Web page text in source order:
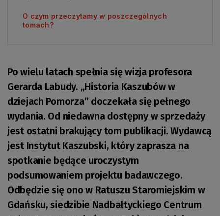
O czym przeczytamy w poszczególnych
tomach?
Po wielu latach spełnia się wizja profesora
Gerarda Labudy. „Historia Kaszubów w
dziejach Pomorza” doczekała się pełnego
wydania. Od niedawna dostępny w sprzedaży
jest ostatni brakujący tom publikacji. Wydawcą
jest Instytut Kaszubski, który zaprasza na
spotkanie będące uroczystym
podsumowaniem projektu badawczego.
Odbędzie się ono w Ratuszu Staromiejskim w
Gdańsku, siedzibie Nadbałtyckiego Centrum